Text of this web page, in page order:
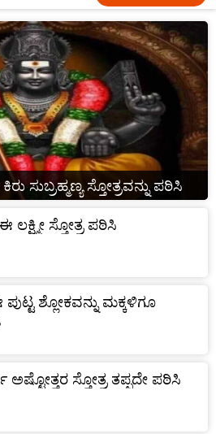
ಸುಬ್ರಹ್ಮಣ್ಯ ಸ್ತೋತ್ರವನ್ನು ಪಠಿಸಿ
ಲಕ್ಷ್ಮೀ ಸ್ತೋತ್ರ ಪಠಿಸಿ
ಶ್ಲೋಕವನ್ನು ಮಕ್ಕಳಿಗೂ
ಅಷ್ಟೋತ್ತರ ಸ್ತೋತ್ರ ತಪ್ಪದೇ ಪಠಿಸಿ